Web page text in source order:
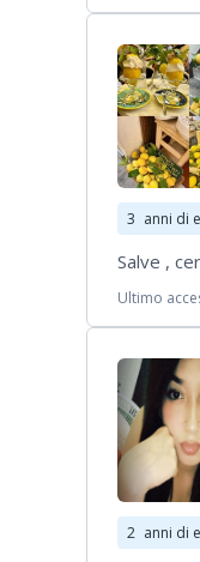
3 anni di
Salve ,
Ultimo
2 anni di